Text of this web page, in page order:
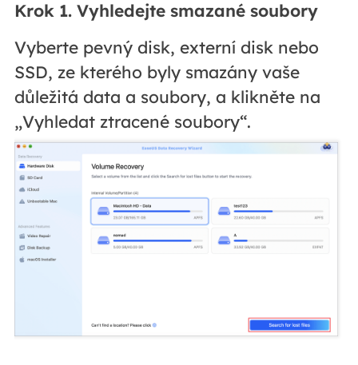
Krok 1. Vyhledejte smazané soubory
Vyberte pevný disk, externí disk nebo
SSD, ze kterého byly smazány vaše
důležitá data a soubory, a klikněte na
„Vyhledat ztracené soubory“.